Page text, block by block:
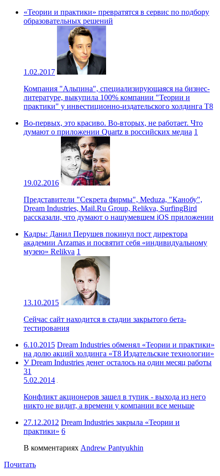
«Теории и практики» превратятся в сервис по подбору
образовательных решений
1.02.2017
Компания "Альпина", специализирующаяся на бизнес-
литературе, выкупила 100% компании "Теории и
практики" у инвестиционно-издательского холдинга Т8
Во-первых, это красиво. Во-вторых, не работает. Что
думают о приложении Quartz в российских медиа 1
19.02.2016
Представители "Секрета фирмы", Meduza, "Канобу",
Dream Industries, Mail.Ru Group, Relikva, SurfingBird
рассказали, что думают о нашумевшем iOS приложении
Кадры: Данил Перушев покинул пост директора
академии Arzamas и посвятит себя «индивидуальному
музею» Relikva 1
13.10.2015
Сейчас сайт находится в стадии закрытого бета-
тестирования
6.10.2015 Dream Industries обменял «Теории и практики»
на долю акций холдинга «Т8 Издательские технологии»
У Dream Industries денег осталось на один месяц работы
31
5.02.2014
Конфликт акционеров зашел в тупик - выхода из него
никто не видит, а времени у компании все меньше
27.12.2012 Dream Industries закрыла «Теории и
практики» 6
В комментариях Andrew Pantyukhin
Почитать